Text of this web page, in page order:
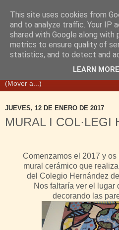
JUEVES, 12 DE ENERO DE 2017
MURAL I COL·LEGI
Comenzamos el 2017 y os
mural cerámico que
del Colegio Hernández
Nos faltaría ver el lugar
decorandolas
This site uses cookies from
and to analyze traffic. Your IP
shared with Google along with
metrics to ensure quality of
statistics, and to detect and
LEARN MORE